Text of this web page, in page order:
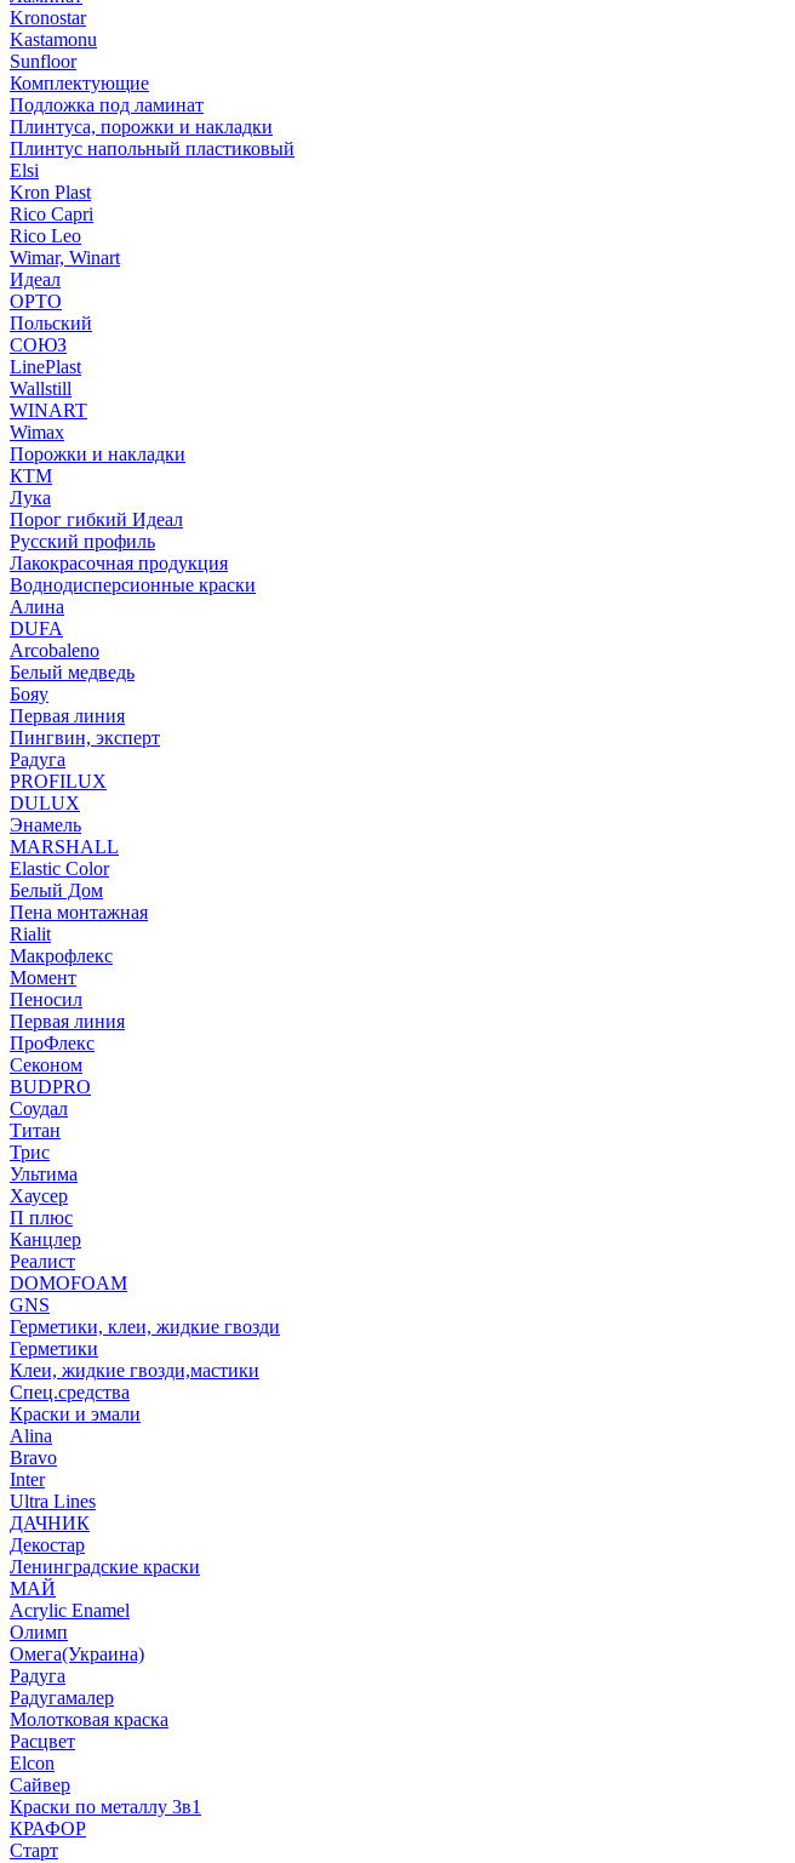
Kronostar
Kastamonu
Sunfloor
Комплектующие
Подложка под ламинат
Плинтуса, порожки и накладки
Плинтус напольный пластиковый
Elsi
Kron Plast
Rico Capri
Rico Leo
Wimar, Winart
Идеал
ОРТО
Польский
СОЮЗ
LinePlast
Wallstill
WINART
Wimax
Порожки и накладки
КТМ
Лука
Порог гибкий Идеал
Русский профиль
Лакокрасочная продукция
Воднодисперсионные краски
Алина
DUFA
Arcobaleno
Белый медведь
Бояу
Первая линия
Пингвин, эксперт
Радуга
PROFILUX
DULUX
Энамель
MARSHALL
Elastic Color
Белый Дом
Пена монтажная
Rialit
Макрофлекс
Момент
Пеносил
Первая линия
ПроФлекс
Секоном
BUDPRO
Соудал
Титан
Трис
Ультима
Хаусер
П плюс
Канцлер
Реалист
DOMOFOAM
GNS
Герметики, клеи, жидкие гвозди
Герметики
Клеи, жидкие гвозди,мастики
Спец.средства
Краски и эмали
Alina
Bravo
Inter
Ultra Lines
ДАЧНИК
Декостар
Ленинградские краски
МАЙ
Acrylic Enamel
Олимп
Омега(Украина)
Радуга
Радугамалер
Молотковая краска
Расцвет
Elcon
Сайвер
Краски по металлу 3в1
КРАФОР
Старт